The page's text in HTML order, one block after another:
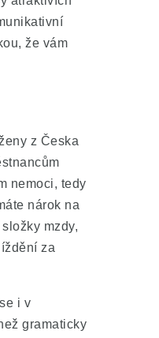
že vám
z Česka
nemoci, tedy
nárok na
mzdy,
za
i v
gramaticky